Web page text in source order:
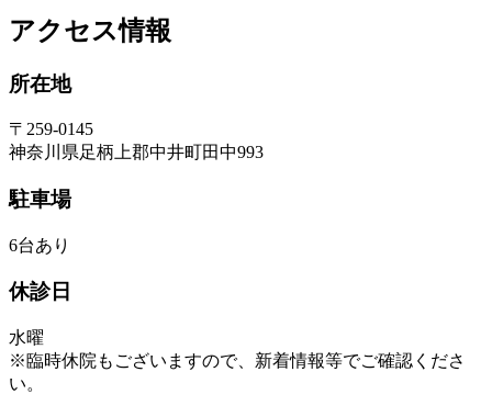
アクセス情報
所在地
〒259-0145
神奈川県足柄上郡中井町田中993
駐車場
6台あり
休診日
水曜
※臨時休院もございますので、新着情報等でご確認くださ
い。